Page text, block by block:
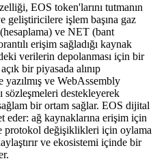
EOS token'larını tutmanın
geliştiricilere işlem başına gaz
ve NET (bant
erişim sağladığı kaynak
verilerin depolanması için bir
bir piyasada alınıp
yazılmış ve WebAssembly
sözleşmeleri destekleyerek
bir ortam sağlar. EOS dijital
eder: ağ kaynaklarına erişim için
protokol değişiklikleri için oylama
ve ekosistemi içinde bir